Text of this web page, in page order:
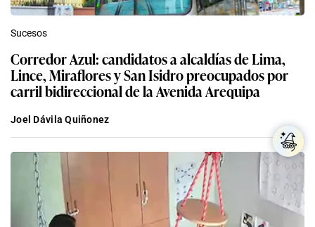
Sucesos
Corredor Azul: candidatos a alcaldías de Lima,
Lince, Miraflores y San Isidro preocupados por
carril bidireccional de la Avenida Arequipa
Joel Dávila Quiñonez